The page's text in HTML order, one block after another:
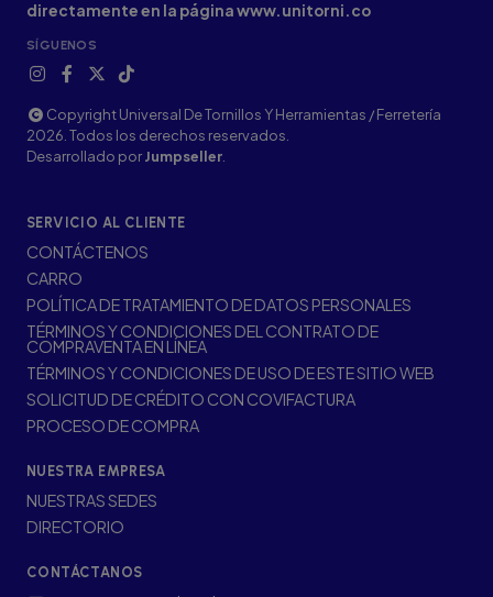
directamente en la página www.unitorni.co
SÍGUENOS
Copyright Universal De Tornillos Y Herramientas / Ferretería
2026. Todos los derechos reservados.
Desarrollado porJumpseller
SERVICIO AL CLIENTE
CONTÁCTENOS
CARRO
POLÍTICA DE TRATAMIENTO DE DATOS PERSONALES
TÉRMINOS Y CONDICIONES DEL CONTRATO DE
COMPRAVENTA EN LÍNEA
TÉRMINOS Y CONDICIONES DE USO DE ESTE SITIO WEB
SOLICITUD DE CRÉDITO CON COVIFACTURA
PROCESO DE COMPRA
NUESTRA EMPRESA
NUESTRAS SEDES
DIRECTORIO
CONTÁCTANOS